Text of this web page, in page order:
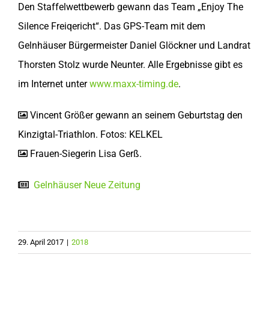
Den Staffelwettbewerb gewann das Team „Enjoy The
Silence Freiqericht“. Das GPS-Team mit dem
Gelnhäuser Bürgermeister Daniel Glöckner und Landrat
Thorsten Stolz wurde Neunter. Alle Ergebnisse gibt es
im Internet unterwww.maxx-timing.de.
Vincent Größer gewann an seinem Geburtstag den
Kinzigtal-Triathlon. Fotos: KELKEL
Frauen-Siegerin Lisa Gerß.
Gelnhäuser Neue Zeitung
29. April 2017 | 2018